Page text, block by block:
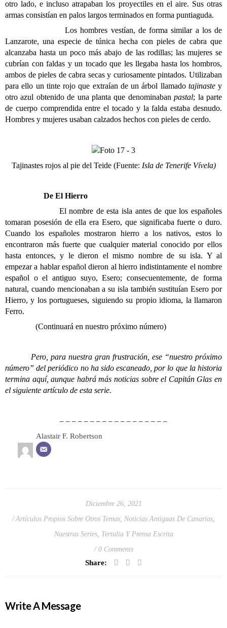
otro lado, e incluso atrapaban los proyectiles en el aire. Sus otras
armas consistían en palos largos terminados en forma puntiaguda.
Los hombres vestían, de forma similar a los de
Lanzarote, una especie de túnica hecha con pieles de cabra que
alcanzaba hasta un poco más abajo de las rodillas; las mujeres se
cubrían con faldas y un tocado que les llegaba hasta los hombros,
ambos de pieles de cabra secas y curiosamente pintados. Utilizaban
para ello un tinte rojo que extraían de un árbol llamado tajinastey
otro azul obtenido de una planta que denominabanpastal; la parte
de cuerpo comprendida entre el tocado y la falda estaba desnudo.
Hombres y mujeres usaban calzados hechos con pieles de cerdo.
Tajinastes rojos al pie del Teide (Fuente: Isla de Tenerife Vívela)
De El Hierro
El nombre de esta isla antes de que los españoles
tomaran posesión de ella era Esero, que significaba fuerte o duro.
Cuando los españoles mostraron hierro a los nativos, estos lo
encontraron más fuerte que cualquier material conocido por ellos
hasta entonces, y le dieron el mismo nombre de su isla. Y al
empezar a hablar español dieron al hierro indistintamente el nombre
español o el antiguo suyo, Esero; consecuentemente, de forma
natural, cuando mencionaban a su isla también sustituían Esero por
Hierro, y los portugueses, siguiendo su propio idioma, la llamaron
Ferro.
(Continuará en nuestro próximo número)
Pero, para nuestra gran frustración, ese “nuestro próximo
número” del periódico no ha sido escaneado, por lo que la historia
termina aquí, aunque habrá más noticias sobre el Capitán Glas en
el siguiente artículo de esta serie.
– – – – – – – – – – – – – – – – – –
Alastair F. Robertson
Diciembre 26, 2021
Artículos Propios Sobre Otros Temas Noticias Antiguas De Canarias
Nuestras Series, Tertulia Y Prensa Escrita
0 Comments
Share:
Write A Message